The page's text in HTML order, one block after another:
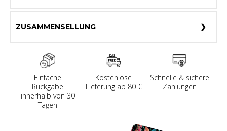
ZUSAMMENSELLUNG
Einfache
Rückgabe
innerhalb von 30
Tagen
Kostenlose
Lieferung ab 80 €
Schnelle & sichere
Zahlungen